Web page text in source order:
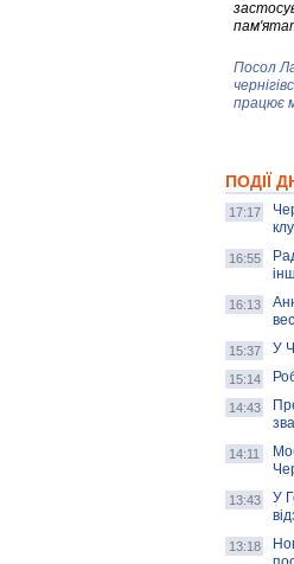
Посол
працює
AB
школа",
Золота
скільки
ПОДІЇ
17:17
16:55
16:13
15:37 У
15:14
14:43
14:11
13:43
У
13:18